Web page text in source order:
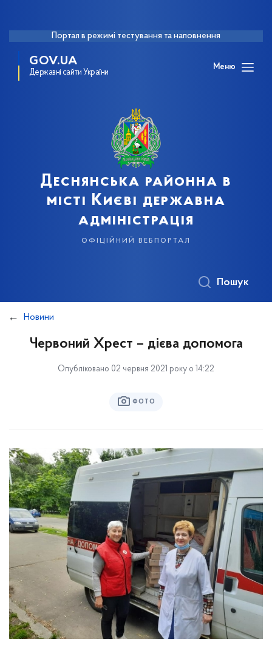
Портал в режимі тестування та наповнення
GOV.UA
Державні сайти України
Меню
Деснянська районна в
місті Києві державна
адміністрація
офіційний вебпортал
Пошук
Новини
Червоний Хрест – дієва допомога
Опубліковано 02 червня 2021 року о 14:22
ФОТО